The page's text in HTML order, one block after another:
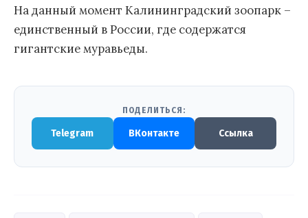
На данный момент Калининградский зоопарк –
единственный в России, где содержатся
гигантские муравьеды.
ПОДЕЛИТЬСЯ:
Telegram ВКонтакте Ссылка